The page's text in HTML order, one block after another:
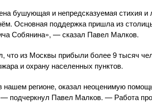
бушующая и непредсказуемая стихия
Основная поддержка пришла из
Собянина», — сказал Павел Малков.
что из Москвы прибыли более 9 тысяч
и охрану населенных пунктов.
нашем регионе, оказал неоценимую
подчеркнул Павел Малков. — Работа